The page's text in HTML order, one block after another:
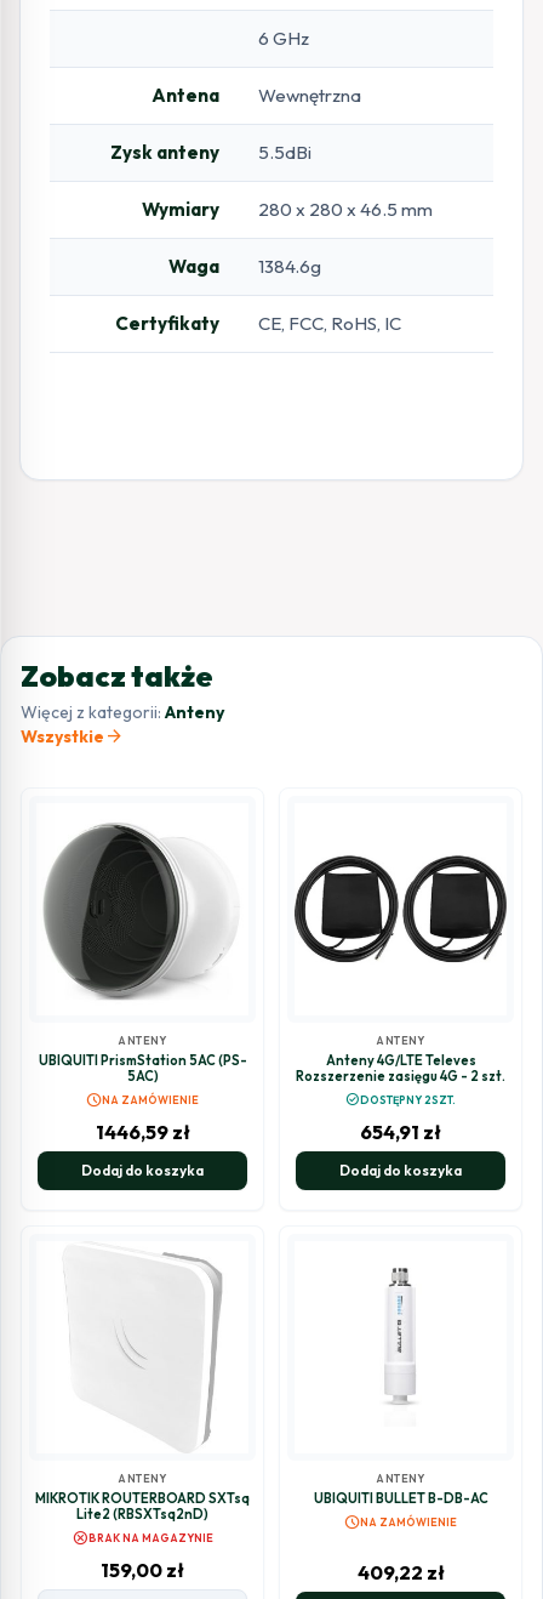
6 GHz
Antena Wewnętrzna
Zysk anteny 5.5dBi
Wymiary 280 x 280 x 46.5 mm
Waga 1384.6g
Certyfikaty CE, FCC, RoHS, IC
Zobacz także
Więcej z kategorii: Anteny
Wszystkie arrow_forward
ANTENY
UBIQUITI PrismStation 5AC (PS-
5AC)
scheduleNA ZAMÓWIENIE
1446,59 zł
Dodaj do koszyka
ANTENY
Anteny 4G/LTE Televes
Rozszerzenie zasięgu 4G - 2 szt.
check_circleDOSTĘPNY 2SZT.
654,91 zł
Dodaj do koszyka
ANTENY
MIKROTIK ROUTERBOARD SXTsq
Lite2 (RBSXTsq2nD)
cancelBRAK NA MAGAZYNIE
159,00 zł
ANTENY
UBIQUITI BULLET B-DB-AC
scheduleNA ZAMÓWIENIE
409,22 zł